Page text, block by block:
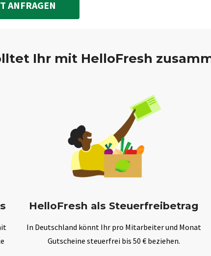
Ihr mit HelloFresh
HelloFresh als Steuerfreibetrag
In Deutschland könnt Ihr pro Mitarbeiter und Monat
Gutscheine steuerfrei bis 50 € beziehen.